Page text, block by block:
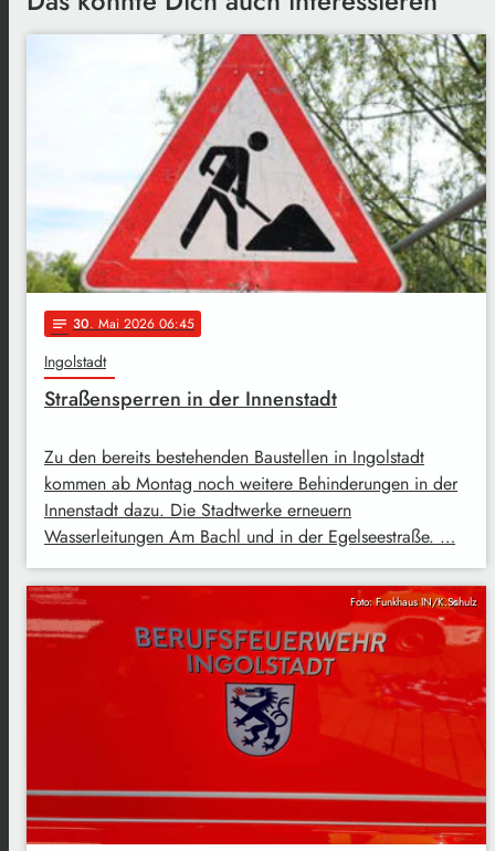
notes 30. Mai 2026 06:45
Ingolstadt
Straßensperren in der Innenstadt
Zu den bereits bestehenden Baustellen in Ingolstadt
kommen ab Montag noch weitere Behinderungen in der
Innenstadt dazu. Die Stadtwerke erneuern
Wasserleitungen Am Bachl und in der Egelseestraße. …
Foto: Funkhaus IN/K.Schulz